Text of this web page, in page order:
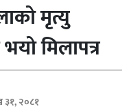
मृत्यु
मिलापत्र
३१, २०८१